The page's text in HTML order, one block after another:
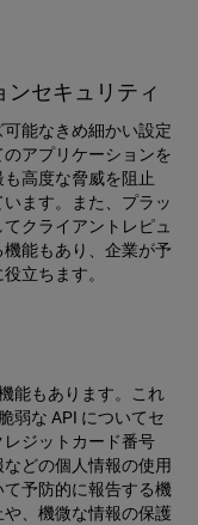
セキュリティ
能なきめ細かい設定
のアプリケーションを
高度な脅威を阻止
ます。また、プラッ
クライアントレピュ
能もあり、企業が予
立ちます。
能もあります。これ
弱な API についてセ
ジットカード番号
どの個人情報の使用
予防的に報告する機
、機微な情報の保護